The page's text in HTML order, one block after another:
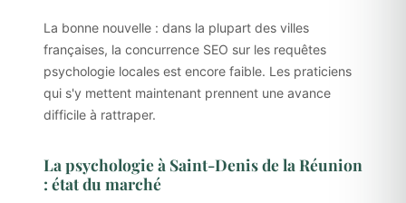
La bonne nouvelle : dans la plupart des villes
françaises, la concurrence SEO sur les requêtes
psychologie locales est encore faible. Les praticiens
qui s'y mettent maintenant prennent une avance
difficile à rattraper.
La psychologie à Saint-Denis de la Réunion
: état du marché